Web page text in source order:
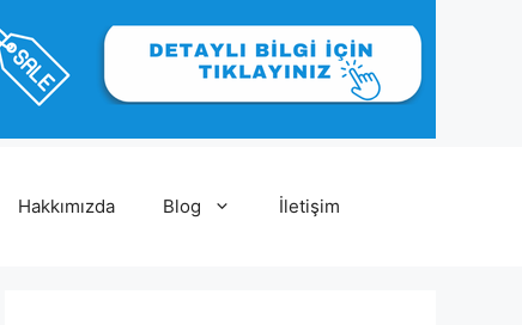
Hakkımızda Blog İletişim